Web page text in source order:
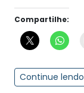
Compartilhe:
Continue lendo